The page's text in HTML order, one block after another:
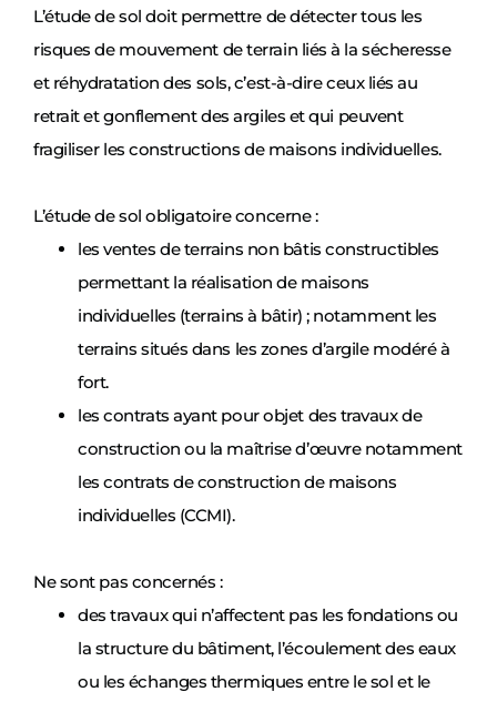
L’étude de sol doit permettre de détecter tous les
risques de mouvement de terrain liés à la sécheresse
et réhydratation des sols, c’est-à-dire ceux liés au
retrait et gonflement des argiles et qui peuvent
fragiliser les constructions de maisons individuelles.
L’étude de sol obligatoire concerne :
les ventes de terrains non bâtis constructibles
permettant la réalisation de maisons
individuelles (terrains à bâtir) ; notamment les
terrains situés dans les zones d’argile modéré à
fort.
les contrats ayant pour objet des travaux de
construction ou la maîtrise d’œuvre notamment
les contrats de construction de maisons
individuelles (CCMI).
Ne sont pas concernés :
des travaux qui n’affectent pas les fondations ou
la structure du bâtiment, l’écoulement des eaux
ou les échanges thermiques entre le sol et le